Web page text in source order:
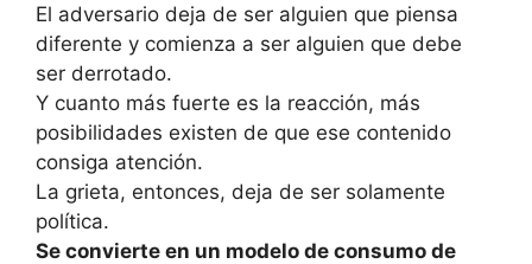
El adversario deja de ser alguien que piensa
diferente y comienza a ser alguien que debe
ser derrotado.
Y cuanto más fuerte es la reacción, más
posibilidades existen de que ese contenido
consiga atención.
La grieta, entonces, deja de ser solamente
política.
Se convierte en un modelo de consumo de